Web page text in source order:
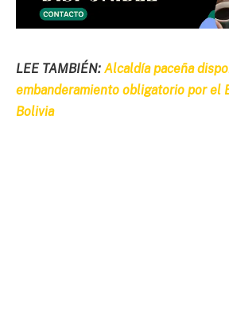
LEE TAMBIÉN: Alcaldía paceña
embanderamiento obligatorio por el
Bolivia